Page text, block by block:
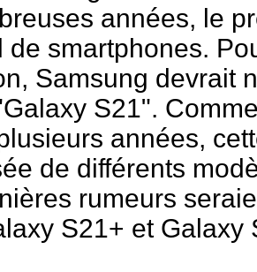
années, le
de smartphones.
Samsung devrait
S21".
années,
de différents
rumeurs
S21+ et Galaxy